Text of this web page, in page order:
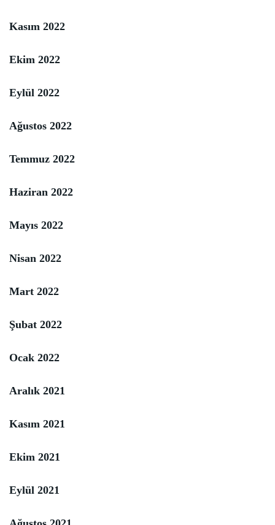
Kasım 2022
Ekim 2022
Eylül 2022
Ağustos 2022
Temmuz 2022
Haziran 2022
Mayıs 2022
Nisan 2022
Mart 2022
Şubat 2022
Ocak 2022
Aralık 2021
Kasım 2021
Ekim 2021
Eylül 2021